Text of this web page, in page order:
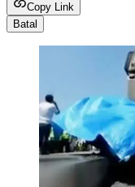
Copy Link
Batal